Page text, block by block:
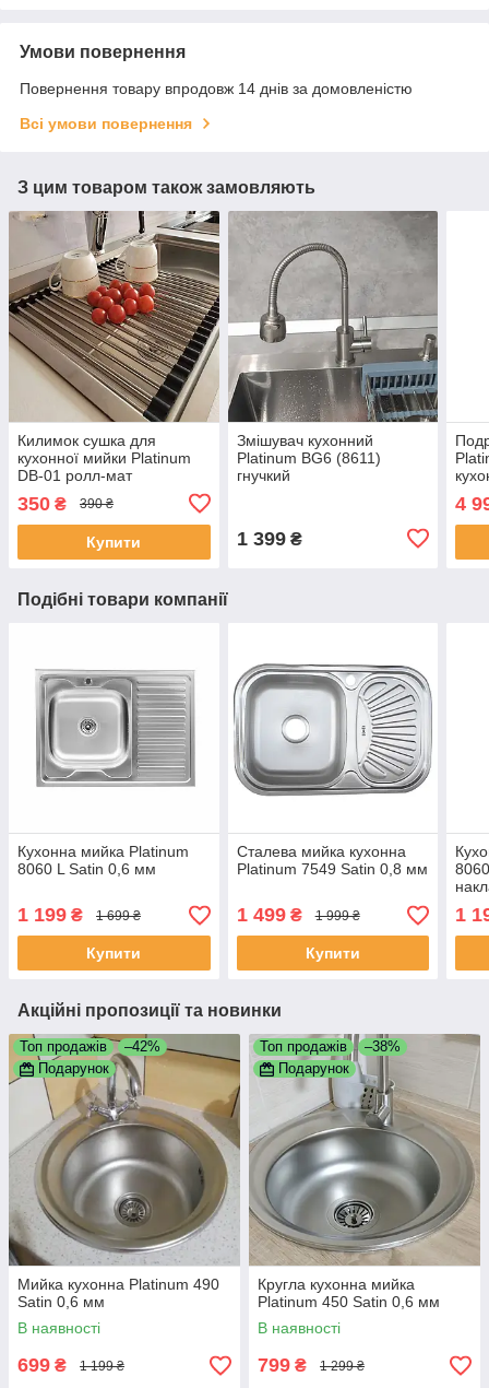
Умови повернення
Повернення товару впродовж 14 днів за домовленістю
Всі умови повернення
З цим товаром також замовляють
Килимок сушка для
кухонної мийки Platinum
DB-01 ролл-мат
350 ₴ 390 ₴
Купити
Змішувач кухонний
Platinum BG6 (8611)
гнучкий
1 399₴
4
Подібні товари компанії
Кухонна мийка Platinum
8060 L Satin 0,6 мм
1 199 ₴ 1 699 ₴
Купити
Сталева мийка кухонна
Platinum 7549 Satin 0,8 мм
1 499₴ 1 999 ₴
Купити
1
Акційні пропозиції та новинки
Топ продажів
–42%
Подарунок
Мийка кухонна Platinum 490
Satin 0,6 мм
В наявності
699 ₴ 1 199 ₴
Топ продажів
–38%
Подарунок
Кругла кухонна мийка
Platinum 450 Satin 0,6 мм
В наявності
799 ₴ 1 299 ₴